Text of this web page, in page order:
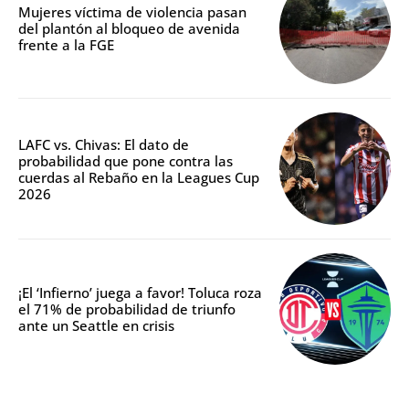
Mujeres víctima de violencia pasan
del plantón al bloqueo de avenida
frente a la FGE
LAFC vs. Chivas: El dato de
probabilidad que pone contra las
cuerdas al Rebaño en la Leagues Cup
2026
¡El ‘Infierno’ juega a favor! Toluca roza
el 71% de probabilidad de triunfo
ante un Seattle en crisis